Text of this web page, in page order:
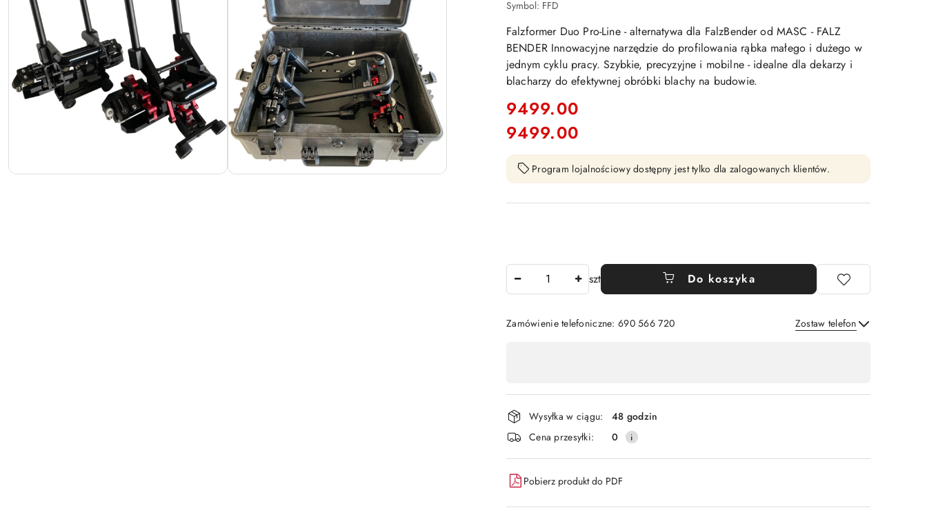
Symbol: FFD
Falzformer Duo Pro-Line - alternatywa dla FalzBender od MASC - FALZ
BENDER Innowacyjne narzędzie do profilowania rąbka małego i dużego w
jednym cyklu pracy. Szybkie, precyzyjne i mobilne - idealne dla dekarzy i
blacharzy do efektywnej obróbki blachy na budowie.
cena:
9499.00
Cena:
9499.00
Program lojalnościowy dostępny jest tylko dla zalogowanych klientów.
szt Do koszyka
Zamówienie telefoniczne: 690 566 720 Zostaw telefon
płatność
i
dostawa
Wysyłka w ciągu:
48 godzin
Cena przesyłki:
0
Pobierz produkt do PDF